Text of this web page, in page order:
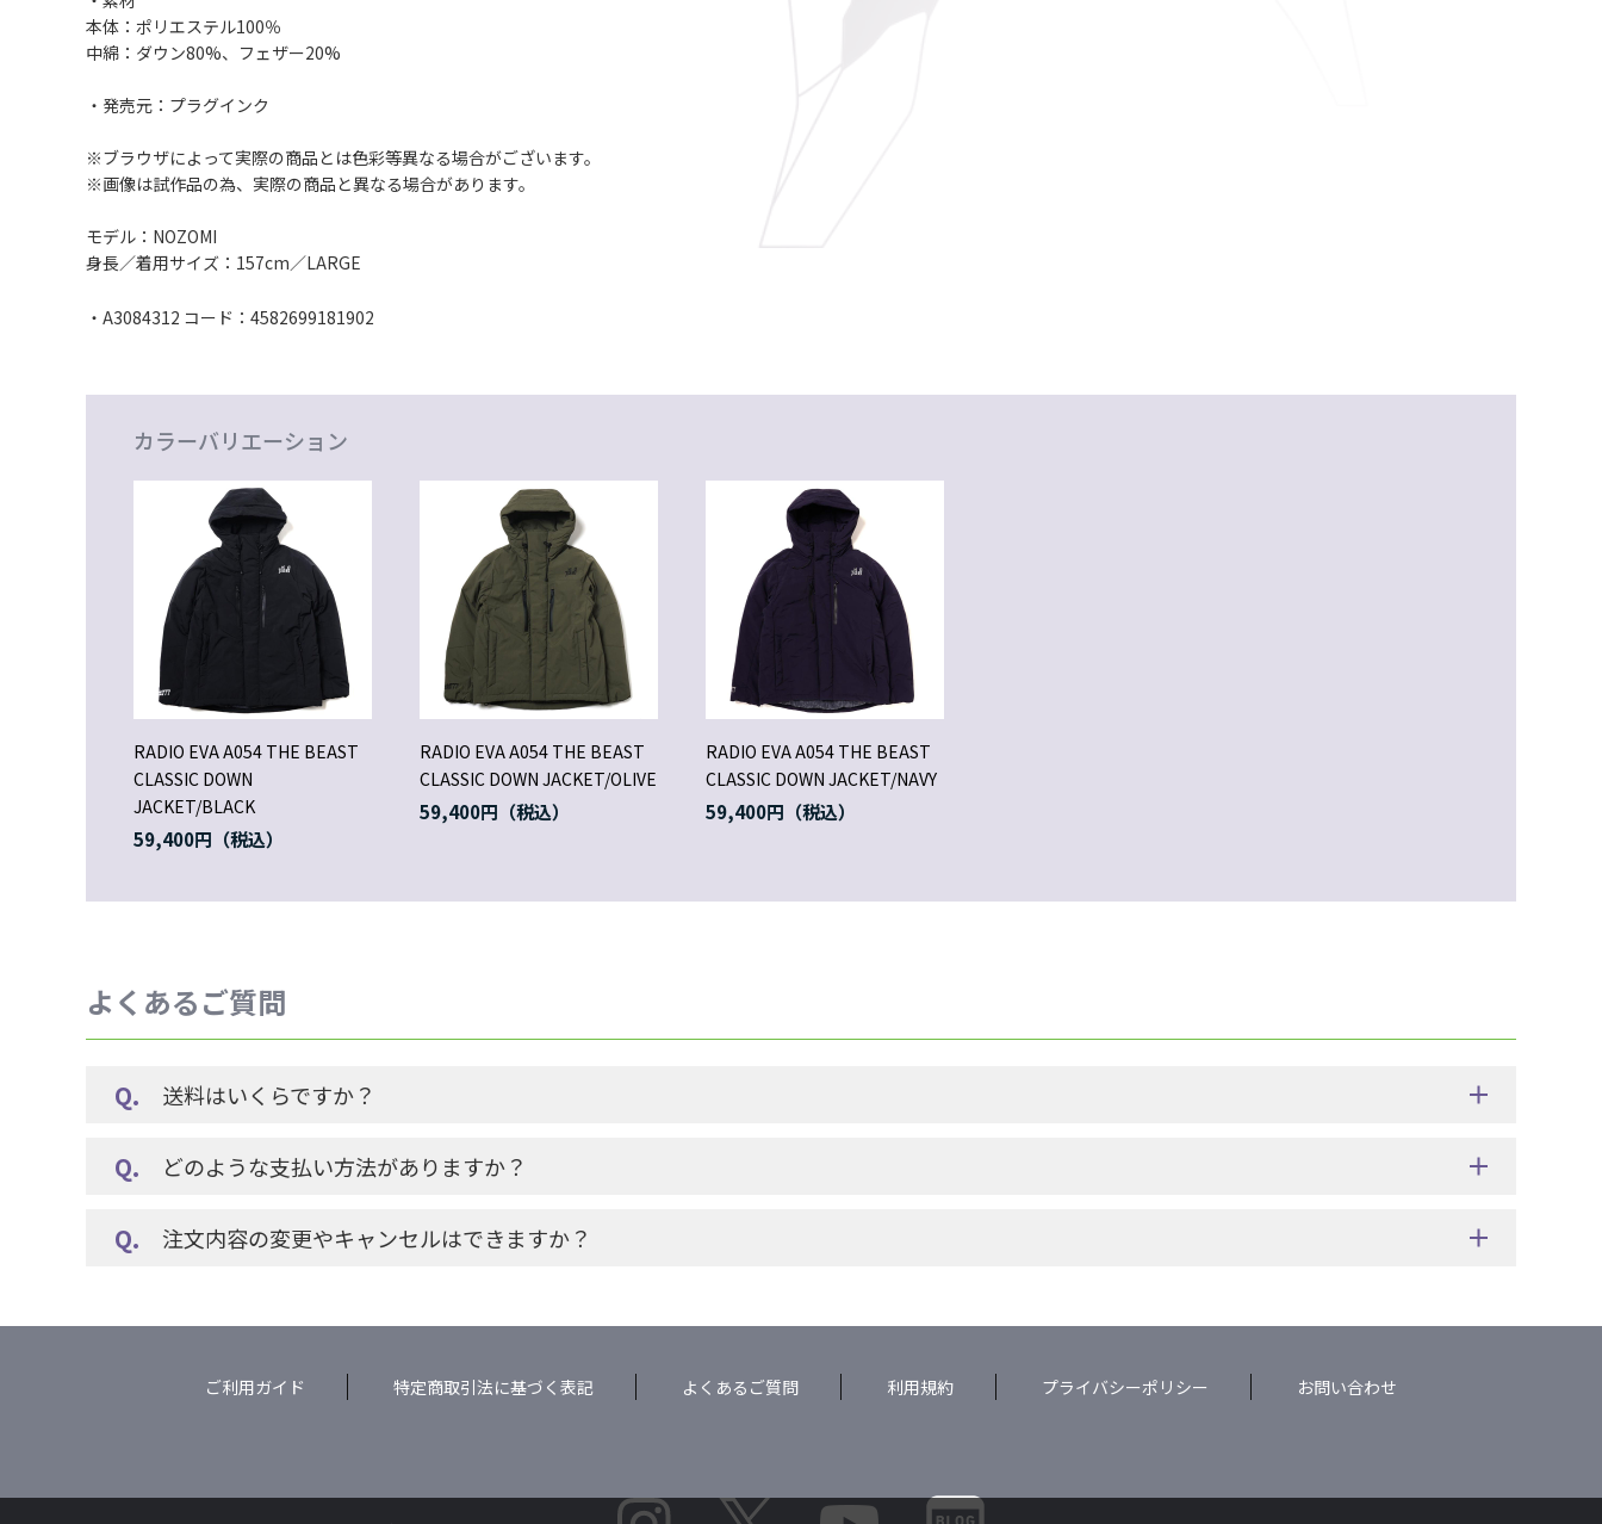
本体：ポリエステル100％
中綿：ダウン80%、フェザー20%
・発売元：プラグインク
※ブラウザによって実際の商品とは色彩等異なる場合がございます。
※画像は試作品の為、実際の商品と異なる場合があります。
モデル：NOZOMI
身長／着用サイズ：157cm／LARGE
・A3084312 コード：4582699181902
カラーバリエーション
RADIO EVA A054 THE BEAST
CLASSIC DOWN
JACKET/BLACK
59,400円
RADIO EVA A054 THE BEAST
CLASSIC DOWN JACKET/OLIVE
59,400円
RADIO EVA A054 THE BEAST
CLASSIC DOWN JACKET/NAVY
59,400円
よくあるご質問
送料はいくらですか？
どのような支払い方法がありますか？
注文内容の変更やキャンセルはできますか？
ご利用ガイド 特定商取引法に基づく表記 よくあるご質問 利用規約 プライバシーポリシー お問い合わせ